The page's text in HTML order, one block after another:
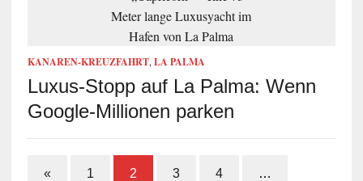
KANAREN-KREUZFAHRT, LA PALMA
Luxus-Stopp auf La Palma: Wenn
Google-Millionen parken
« 1 2 3 4 …